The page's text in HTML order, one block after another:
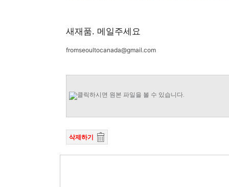
새재품. 메일주세요
fromseoultocanada@gmail.com
삭제하기